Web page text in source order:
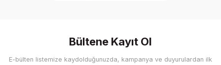
Bültene Kayıt Ol
E-bülten listemize kaydolduğunuzda, kampanya ve duyurulardan ilk